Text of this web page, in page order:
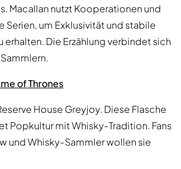
Macallan nutzt Kooperationen und
Serien, um Exklusivität und stabile
erhalten. Die Erzählung verbindet sich
of Thrones
House Greyjoy. Diese Flasche
Popkultur mit Whisky-Tradition. Fans
und Whisky-Sammler wollen sie